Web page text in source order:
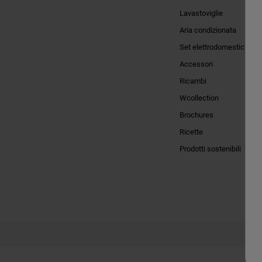
Lavastoviglie
Aria condizionata
Set elettrodomestici
Accessori
Ricambi
Wcollection
Brochures
Ricette
Prodotti sostenibili